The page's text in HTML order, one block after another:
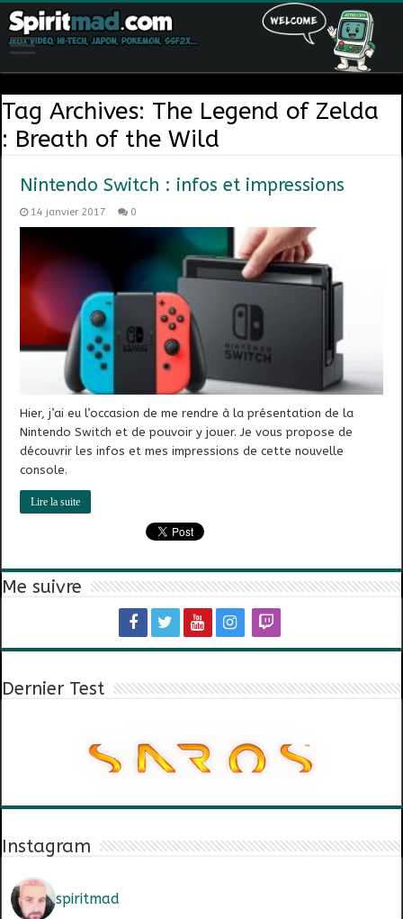
Tag Archives: The Legend of Zelda
: Breath of the Wild
Nintendo Switch : infos et impressions
14 janvier 2017 0
Hier, j’ai eu l’occasion de me rendre à la présentation de la
Nintendo Switch et de pouvoir y jouer. Je vous propose de
découvrir les infos et mes impressions de cette nouvelle
console.
Lire la suite
Me suivre
Dernier Test
Instagram
spiritmad